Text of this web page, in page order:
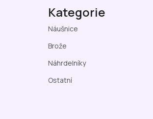
Kategorie
Náušnice
Brože
Náhrdelníky
Ostatní